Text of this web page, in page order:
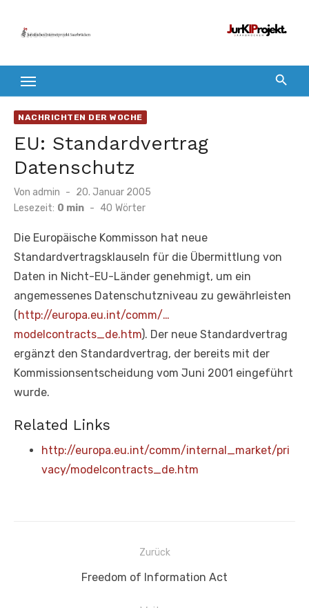
Inhalt
NACHRICHTEN DER WOCHE
EU: Standardvertrag
Datenschutz
Von admin
Veröffentlicht
am
20. Januar 2005
Lesezeit: 0 min - 40 Wörter
Die Europäische Kommisson hat neue
Standardvertragsklauseln für die Übermittlung von
Daten in Nicht-EU-Länder genehmigt, um ein
angemessenes Datenschutzniveau zu gewährleisten
(http://europa.eu.int/comm/…
modelcontracts_de.htm). Der neue Standardvertrag
ergänzt den Standardvertrag, der bereits mit der
Kommissionsentscheidung vom Juni 2001 eingeführt
wurde.
Related Links
http://europa.eu.int/comm/internal_market/pri
vacy/modelcontracts_de.htm
Beitragsnavigation
Zurück
Vorheriger
Freedom of Information Act